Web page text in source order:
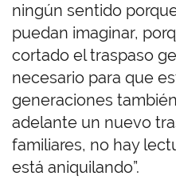
ningún sentido
puedan imaginar,
cortado el traspaso
necesario para que
generaciones
adelante un nuevo
familiares, no hay
está aniquilando”.